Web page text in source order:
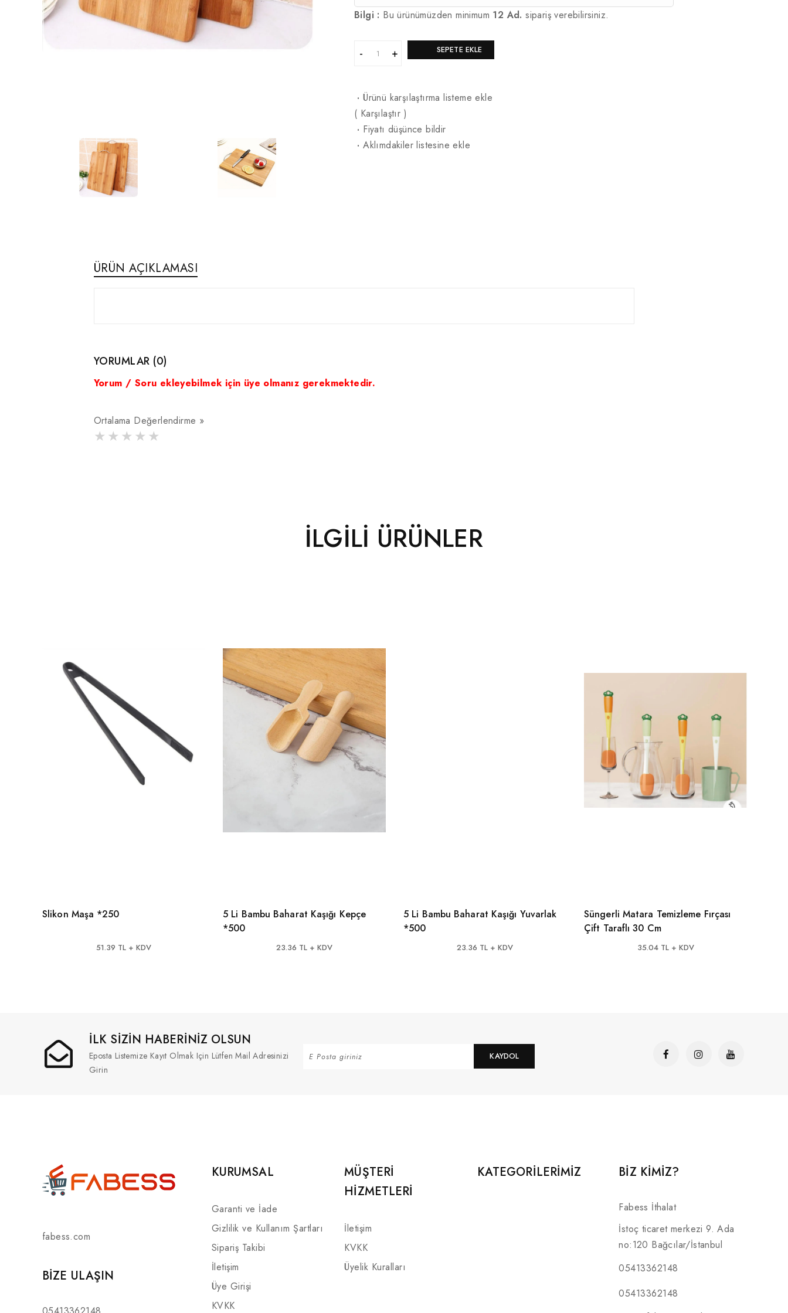
Bilgi : Bu ürünümüzden minimum 12 Ad. sipariş verebilirsiniz.
SEPETE EKLE
·Ürünü karşılaştırma listeme ekle
( Karşılaştır )
· Fiyatı düşünce bildir
·Aklımdakiler listesine ekle
ÜRÜN AÇIKLAMASI
YORUMLAR (0)
Yorum / Soru ekleyebilmek için üye olmanız gerekmektedir.
Ortalama Değerlendirme »
İLGILI ÜRÜNLER
Slikon Maşa *250
51.39 TL + KDV
5 Li Bambu Baharat Kaşığı Kepçe
*500
23.36 TL + KDV
5 Li Bambu Baharat Kaşığı Yuvarlak
*500
23.36 TL + KDV
Süngerli Matara Temizleme Fırçası
Çift Taraflı 30 Cm
35.04 TL + KDV
İLK SİZİN HABERİNİZ OLSUN
Eposta Listemize Kayıt Olmak Için Lütfen Mail Adresinizi
Girin
KAYDOL
fabess.com
BIZE ULAŞIN
KURUMSAL
Garanti ve İade
Gizlilik ve Kullanım Şartları
Sipariş Takibi
İletişim
Üye Girişi
KVKK
MÜŞTERI
HIZMETLERI
İletişim
KVKK
Üyelik Kuralları
KATEGORILERIMIZ BİZ KİMİZ?
Fabess İthalat
İstoç ticaret merkezi 9. Ada
no:120 Bağcılar/İstanbul
05413362148
05413362148